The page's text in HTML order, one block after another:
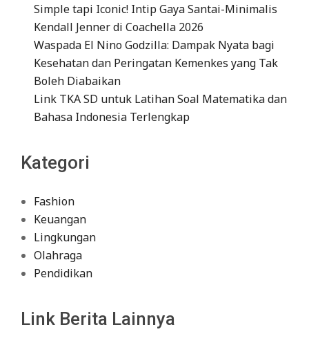
Simple tapi Iconic! Intip Gaya Santai-Minimalis
Kendall Jenner di Coachella 2026
Waspada El Nino Godzilla: Dampak Nyata bagi
Kesehatan dan Peringatan Kemenkes yang Tak
Boleh Diabaikan
Link TKA SD untuk Latihan Soal Matematika dan
Bahasa Indonesia Terlengkap
Kategori
Fashion
Keuangan
Lingkungan
Olahraga
Pendidikan
Link Berita Lainnya